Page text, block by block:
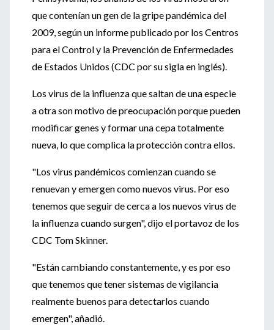
que contenían un gen de la gripe pandémica del
2009, según un informe publicado por los Centros
para el Control y la Prevención de Enfermedades
de Estados Unidos (CDC por su sigla en inglés).
Los virus de la influenza que saltan de una especie
a otra son motivo de preocupación porque pueden
modificar genes y formar una cepa totalmente
nueva, lo que complica la protección contra ellos.
"Los virus pandémicos comienzan cuando se
renuevan y emergen como nuevos virus. Por eso
tenemos que seguir de cerca a los nuevos virus de
la influenza cuando surgen", dijo el portavoz de los
CDC Tom Skinner.
"Están cambiando constantemente, y es por eso
que tenemos que tener sistemas de vigilancia
realmente buenos para detectarlos cuando
emergen", añadió.